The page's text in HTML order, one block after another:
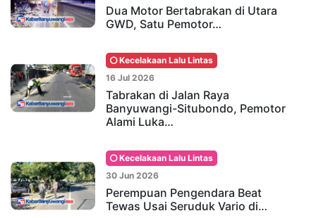
Dua Motor Bertabrakan di Utara
GWD, Satu Pemotor…
Kecelakaan Lalu Lintas
16 Jul 2026
Tabrakan di Jalan Raya
Banyuwangi-Situbondo, Pemotor
Alami Luka…
Kecelakaan Lalu Lintas
30 Jun 2026
Perempuan Pengendara Beat
Tewas Usai Seruduk Vario di…